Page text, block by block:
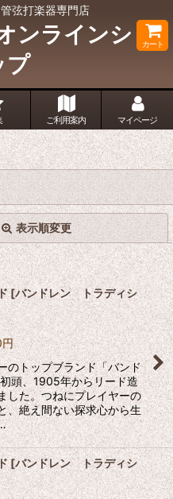
弦打楽器専門店
ンラインシ
プ
カート
ご利用案内 マイページ
表示順変更
む
閉じる
[バンドレン トラディシ
円
のトップブランド「バンド
頭、1905年からリード造
した。つねにプレイヤーの
、絶え間ない探求心から生
[バンドレン トラディシ